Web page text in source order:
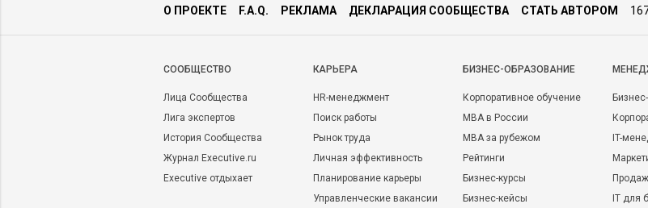
О ПРОЕКТЕ F.A.Q. РЕКЛАМА ДЕКЛАРАЦИЯ СООБЩЕСТВА СТАТЬ АВТОРОМ
CООБЩЕСТВО
Лица Сообщества
Лига экспертов
История Сообщества
Журнал Executive.ru
Executive отдыхает
КАРЬЕРА
HR-менеджмент
Поиск работы
Рынок труда
Личная эффективность
Планирование карьеры
Управленческие вакансии
БИЗНЕС-ОБРАЗОВАНИЕ
Корпоративное обучение
MBA в России
MBA за рубежом
Рейтинги
Бизнес-курсы
Бизнес-кейсы
IT-
IT для